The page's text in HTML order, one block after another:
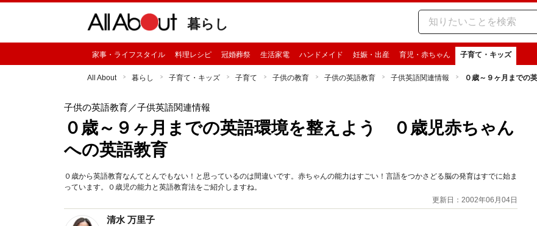
暮らし
家事・ライフスタイル 料理レシピ 冠婚葬祭 生活家電 ハンドメイド 妊娠・出産 育児・赤ちゃん 子育て・キッズ
All About 暮らし 子育て・キッズ 子育て 子供の教育 子供の英語教育 子供英語関連情報 ０歳～９ヶ月までの
子供の英語教育／子供英語関連情報
０歳～９ヶ月までの英語環境を整えよう ０歳児赤ちゃん
への英語教育
０歳から英語教育なんてとんでもない！と思っているのは間違いです。赤ちゃんの能力はすごい！言語をつかさどる脳の発育はすでに始ま
っています。０歳児の能力と英語教育法をご紹介しますね。
更新日：2002年06月04日
清水 万里子